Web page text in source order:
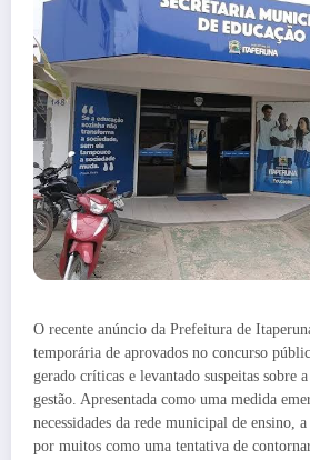
O recente anúncio da Prefeitura de
temporária de aprovados no concurso
gerado críticas e levantado suspeitas sobre
gestão. Apresentada como uma medida
necessidades da rede municipal de ensino,
por muitos como uma tentativa de